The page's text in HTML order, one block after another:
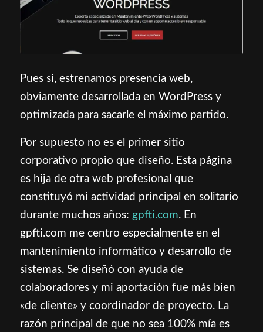
Pues si, estrenamos presencia web,
obviamente desarrollada en WordPress y
optimizada para sacarle el máximo partido.
Por supuesto no es el primer sitio
corporativo propio que diseño. Esta página
es hija de otra web profesional que
constituyó mi actividad principal en solitario
durante muchos años: gpfti.com. En
gpfti.com me centro especialmente en el
mantenimiento informático y desarrollo de
sistemas. Se diseñó con ayuda de
colaboradores y mi aportación fue más bien
«de cliente» y coordinador de proyecto. La
razón principal de que no sea 100% mía es